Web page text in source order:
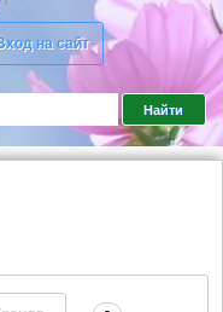
на сайт